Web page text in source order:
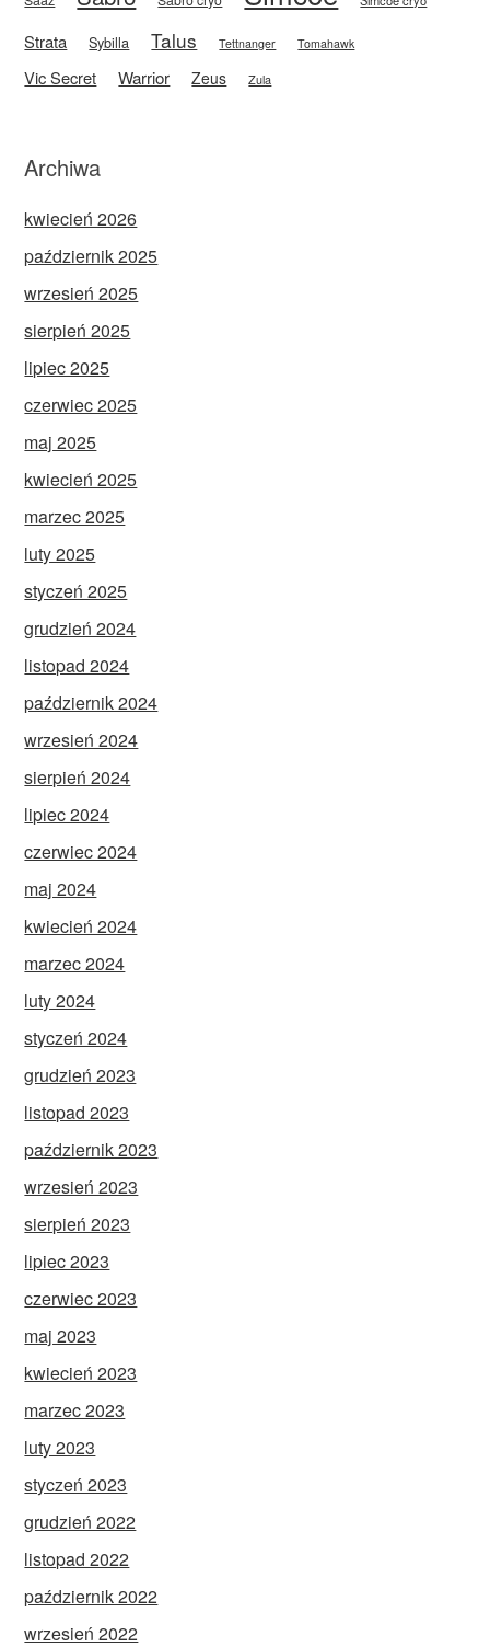
Strata Sybilla Talus Tettnanger Tomahawk
Vic Secret Warrior Zeus Zula
Archiwa
kwiecień 2026
październik 2025
wrzesień 2025
sierpień 2025
lipiec 2025
czerwiec 2025
maj 2025
kwiecień 2025
marzec 2025
luty 2025
styczeń 2025
grudzień 2024
listopad 2024
październik 2024
wrzesień 2024
sierpień 2024
lipiec 2024
czerwiec 2024
maj 2024
kwiecień 2024
marzec 2024
luty 2024
styczeń 2024
grudzień 2023
listopad 2023
październik 2023
wrzesień 2023
sierpień 2023
lipiec 2023
czerwiec 2023
maj 2023
kwiecień 2023
marzec 2023
luty 2023
styczeń 2023
grudzień 2022
listopad 2022
październik 2022
wrzesień 2022